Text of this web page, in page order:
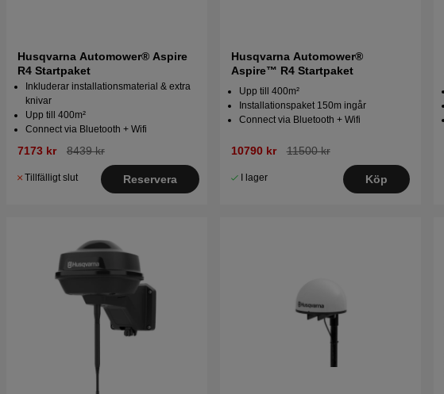
Husqvarna Automower® Aspire
R4 Startpaket
Inkluderar installationsmaterial & extra
knivar
Upp till 400m²
Connect via Bluetooth + Wifi
7173 kr 8439 kr
Tillfälligt slut Reservera
Husqvarna Automower®
Aspire™ R4 Startpaket
Upp till 400m²
Installationspaket 150m ingår
Connect via Bluetooth + Wifi
10790 kr 11500 kr
I lager Köp